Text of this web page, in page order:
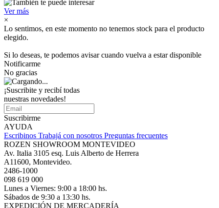
Ver más
×
Lo sentimos, en este momento no tenemos stock para el producto
elegido.
Si lo deseas, te podemos avisar cuando vuelva a estar disponible
Notificarme
No gracias
¡Suscribite y recibí todas
nuestras novedades!
Suscribirme
AYUDA
Escribinos Trabajá con nosotros Preguntas frecuentes
ROZEN SHOWROOM MONTEVIDEO
Av. Italia 3105 esq. Luis Alberto de Herrera
A11600, Montevideo.
2486-1000
098 619 000
Lunes a Viernes: 9:00 a 18:00 hs.
Sábados de 9:30 a 13:30 hs.
EXPEDICIÓN DE MERCADERÍA